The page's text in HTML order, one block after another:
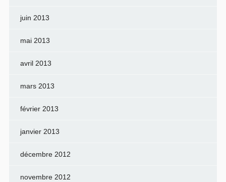
juin 2013
mai 2013
avril 2013
mars 2013
février 2013
janvier 2013
décembre 2012
novembre 2012